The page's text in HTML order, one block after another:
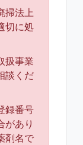
掃法上
切に処
扱事業
談くだ
録番号
があり
剤名で